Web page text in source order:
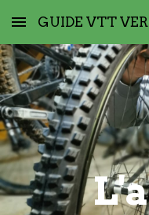
Skip to main content
GUIDE VTT